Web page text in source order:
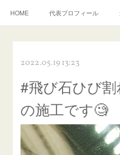
HOME 代表プロフィール
飛び石施工料金について
当店へのアクセス 建築ガラスキ
【プロ使用】フッ素系ガラストリート
当店の良心的
欧州車モールの白サビやシミを落とす
instagram記
2022.05.19 13:23
#飛び石ひび
の施工です🧐